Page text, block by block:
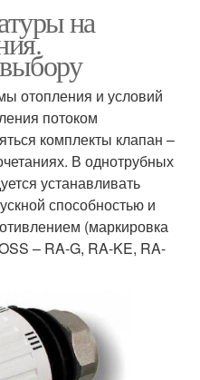
на
отопления и условий
потоком
комплекты клапан –
В однотрубных
устанавливать
способностью и
(маркировка
– RA-G, RA-KE, RA-